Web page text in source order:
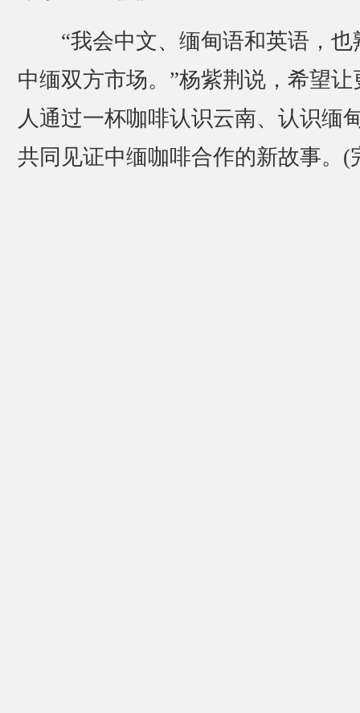
“我会中文、缅甸语和英语，也
中缅双方市场。”杨紫荆说，希望让
人通过一杯咖啡认识云南、认识缅
共同见证中缅咖啡合作的新故事。(